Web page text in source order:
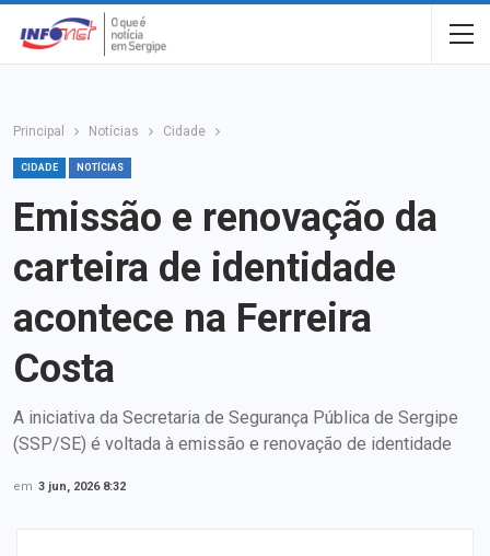
Principal Notícias Cidade
CIDADE NOTÍCIAS
Emissão e renovação da
carteira de identidade
acontece na Ferreira
Costa
A iniciativa da Secretaria de Segurança Pública de Sergipe
(SSP/SE) é voltada à emissão e renovação de identidade
em 3 jun, 2026 8:32